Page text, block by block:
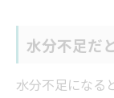
水分不足だ
水分不足になる